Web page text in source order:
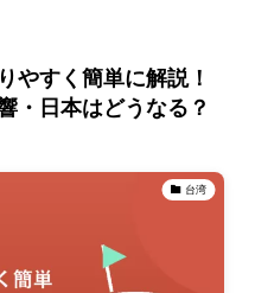
やすく簡単に解説！
・日本はどうなる？
台湾